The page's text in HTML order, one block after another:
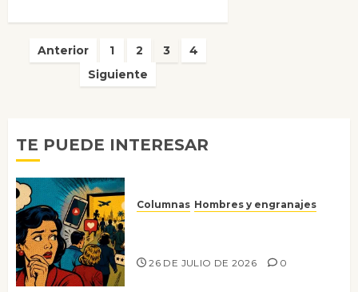
Paginación
Anterior 1 2 3
4
Siguiente
TE PUEDE INTERESAR
Columnas Hombres y engranajes
26 DE JULIO DE 2026 0